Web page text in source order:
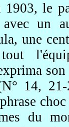
le
un
une
14,
du